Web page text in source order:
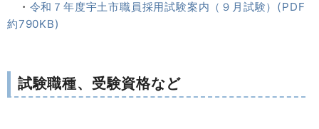
・ 令和７年度宇土市職員採用試験案内（９月試験）(PDF
約790KB)
試験職種、受験資格など